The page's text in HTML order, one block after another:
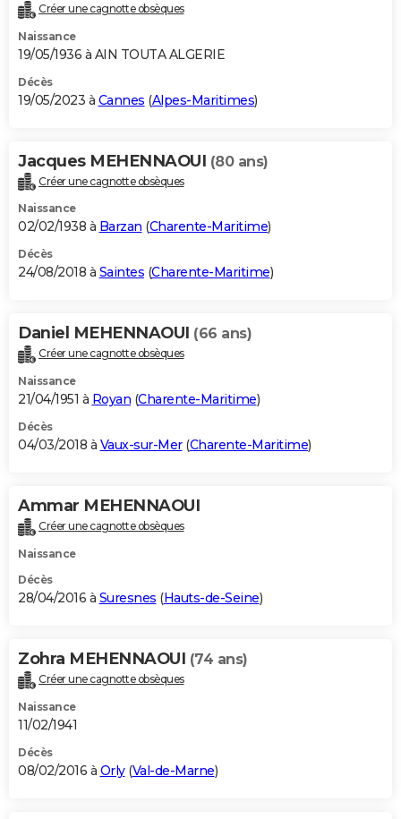
Créer une cagnotte obsèques
Naissance
19/05/1936 à AIN TOUTA ALGERIE
Décès
19/05/2023 à Cannes (Alpes-Maritimes)
Jacques MEHENNAOUI (80 ans)
Créer une cagnotte obsèques
Naissance
02/02/1938 à Barzan (Charente-Maritime)
Décès
24/08/2018 à Saintes (Charente-Maritime)
Daniel MEHENNAOUI (66 ans)
Créer une cagnotte obsèques
Naissance
21/04/1951 à Royan (Charente-Maritime)
Décès
04/03/2018 à Vaux-sur-Mer(Charente-Maritime)
Ammar MEHENNAOUI
Créer une cagnotte obsèques
Naissance
Décès
28/04/2016 à Suresnes (Hauts-de-Seine)
Zohra MEHENNAOUI (74 ans)
Créer une cagnotte obsèques
Naissance
11/02/1941
Décès
08/02/2016 à Orly(Val-de-Marne)